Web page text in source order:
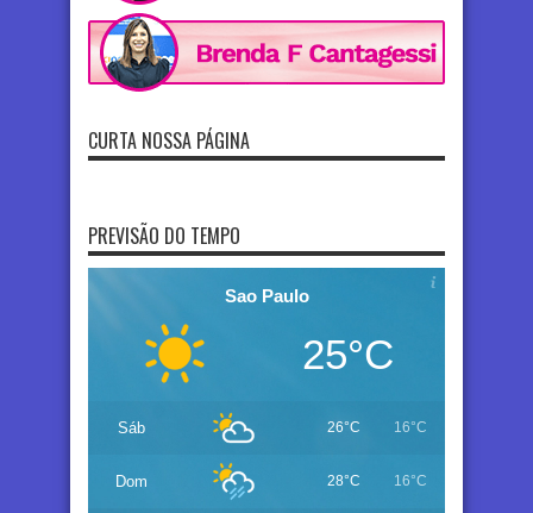
CURTA NOSSA PÁGINA
PREVISÃO DO TEMPO
Sao Paulo
25°C
Sáb 26°C 16°C
Dom 28°C 16°C